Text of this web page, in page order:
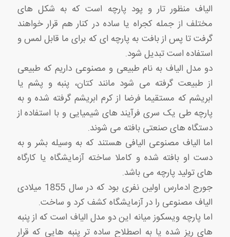
الیاف منظور تار و پود پارچه است که به شکل های
مختلف از جمله کجراه یا ساده در کنار هم قرار خواهند
گرفت تا پس از بافت به پارچه ای که برای ما قابل لمس و
استفاده است تبدیل شود.
دو مدل الیاف به نام طبیعی و مصنوعی داریم که طبیعی
از طبیعت گرفته می شود مانند کتان، پنبه و پشم یا
ابریشم که مستقیما فرضا از کرم ابریشم گرفته شده و به
پارچه طی یک سری فرآیند های شیمیایی و با استفاده از
دستگاه های صنعتی بافته می شوند.
اما الیاف مصنوعی الیافی هستند که به وسیله بشر و به
دست او بافته شده و کاملا ساخته آزمایشگاه یا کارگاه
های تولید پارچه می باشد.
جورج ادمارس اولین نفری بود که در سال 1855 میلادی
الیاف مصنوعی را در آزمایشگاه کشف کرد و ساخت.
اما پارچه ویسکوز میانه این دو مدل الیاف است که از پنبه
های ریز شده یا به اصطلاح ساده تر پنبه هایی که قرار